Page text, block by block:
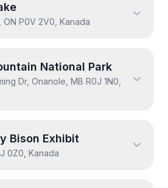
ON P0V 2V0, Kanada
National Park
Dr, Onanole, MB R0J 1N0,
Bison Exhibit
0Z0, Kanada